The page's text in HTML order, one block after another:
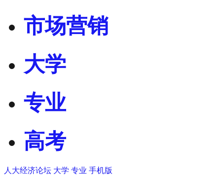
市场营销
大学
专业
高考
人大经济论坛 大学 专业 手机版